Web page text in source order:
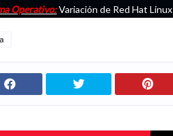
Operativo:Variación de Red Hat Linux